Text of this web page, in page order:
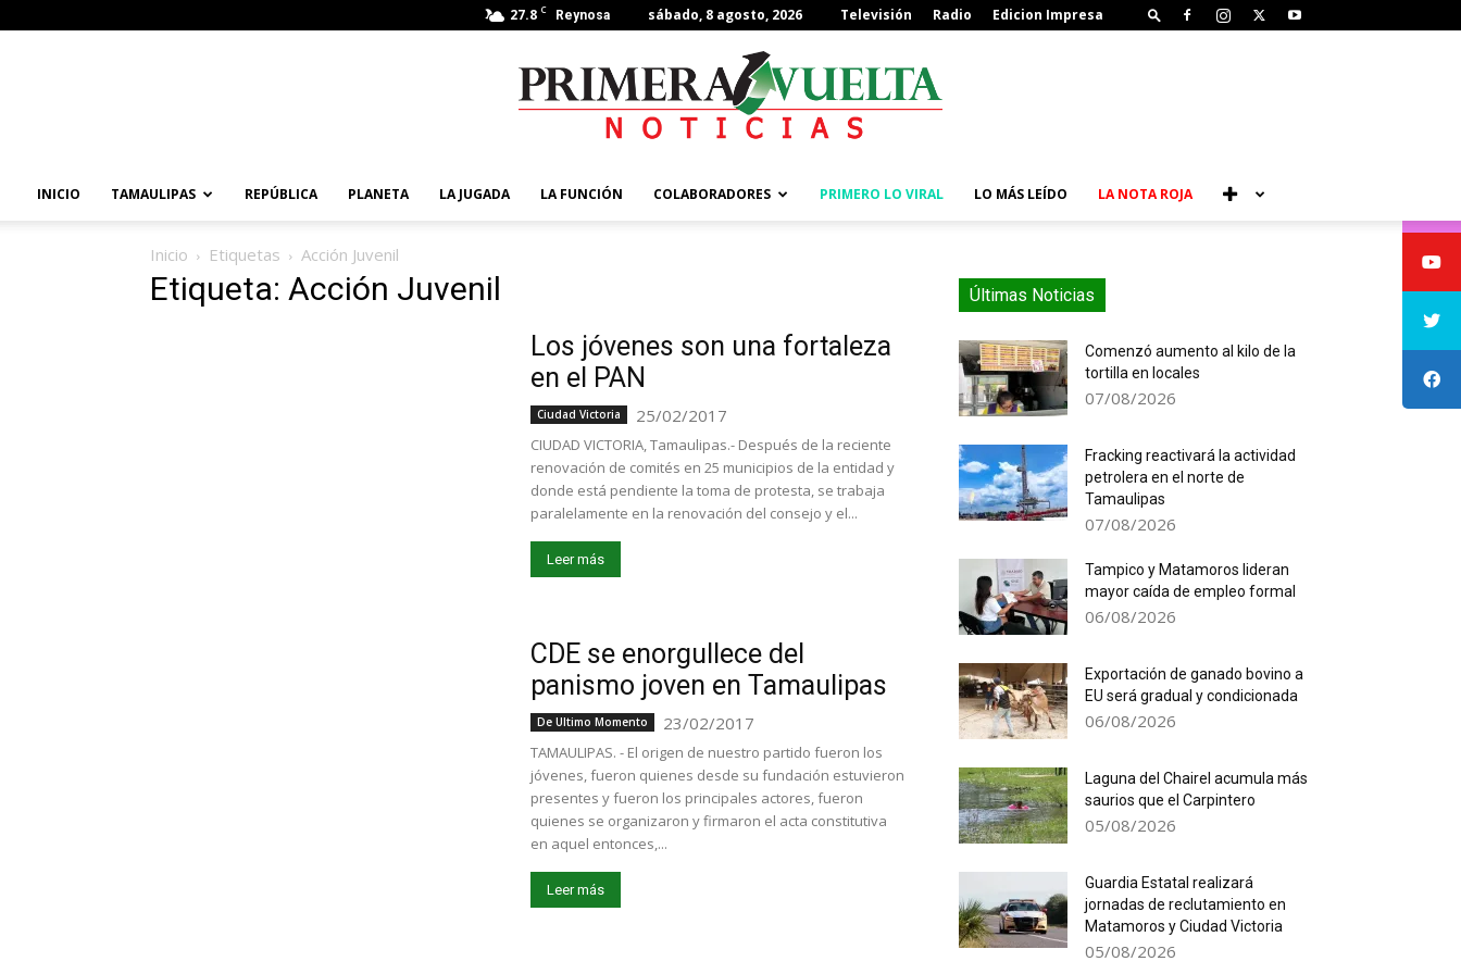
27.8 C Reynosa sábado, 8 agosto, 2026 Televisión Radio Edicion Impresa
INICIO TAMAULIPAS REPÚBLICA PLANETA LA JUGADA LA FUNCIÓN COLABORADORES PRIMERO LO VIRAL LO MÁS LEÍDO LA NOTA ROJA
Inicio Etiquetas Acción Juvenil
Etiqueta: Acción Juvenil
Los jóvenes son una fortaleza
en el PAN
Ciudad Victoria 25/02/2017
CIUDAD VICTORIA, Tamaulipas.- Después de la reciente
renovación de comités en 25 municipios de la entidad y
donde está pendiente la toma de protesta, se trabaja
paralelamente en la renovación del consejo y el...
Leer más
CDE se enorgullece del
panismo joven en Tamaulipas
De Ultimo Momento 23/02/2017
TAMAULIPAS. - El origen de nuestro partido fueron los
jóvenes, fueron quienes desde su fundación estuvieron
presentes y fueron los principales actores, fueron
quienes se organizaron y firmaron el acta constitutiva
en aquel entonces,...
Leer más
Últimas Noticias
Comenzó aumento al kilo de la
tortilla en locales
07/08/2026
Fracking reactivará la actividad
petrolera en el norte de
Tamaulipas
07/08/2026
Tampico y Matamoros lideran
mayor caída de empleo formal
06/08/2026
Exportación de ganado bovino a
EU será gradual y condicionada
06/08/2026
Laguna del Chairel acumula más
saurios que el Carpintero
05/08/2026
Guardia Estatal realizará
jornadas de reclutamiento en
Matamoros y Ciudad Victoria
05/08/2026